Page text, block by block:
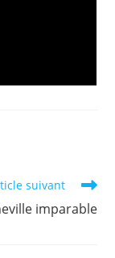
suivant
imparable